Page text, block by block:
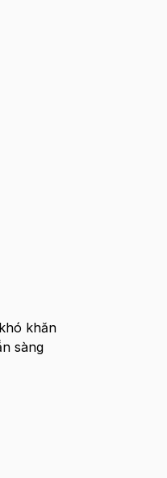
khăn
sàng